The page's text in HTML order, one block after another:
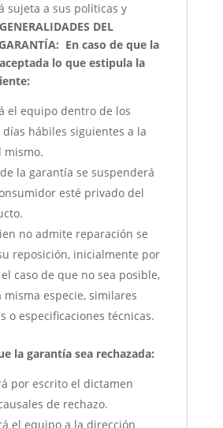
sujeta a sus políticas y
GENERALIDADES DEL
En caso de que la
lo que estipula la
el equipo dentro de los
hábiles siguientes a la
mismo.
la garantía se suspenderá
esté privado del
no admite reparación se
reposición, inicialmente por
caso de que no sea posible,
especie, similares
o especificaciones técnicas.
la garantía sea rechazada:
por escrito el dictamen
de rechazo.
el equipo a la dirección